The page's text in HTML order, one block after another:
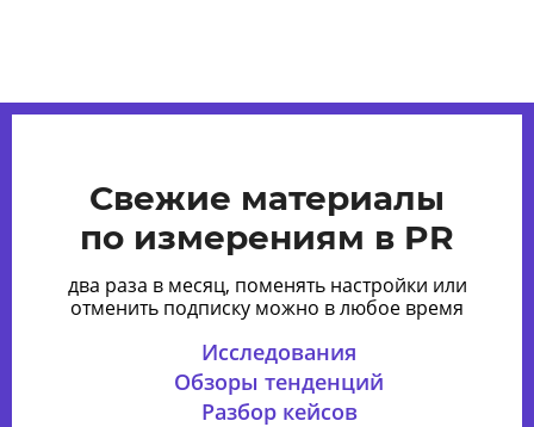
Свежие материалы
по измерениям в PR
два раза в месяц, поменять настройки или
отменить подписку можно в любое время
Исследования
Обзоры тенденций
Разбор кейсов